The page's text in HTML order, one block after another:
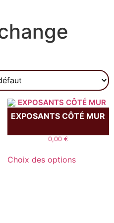
EXPOSANTS CÔTÉ MUR
0,00 €
Choix des options